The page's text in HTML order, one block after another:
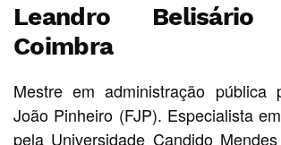
Leandro Belisário
Coimbra
Mestre em administração pública
João Pinheiro (FJP). Especialista
pela Universidade Candido